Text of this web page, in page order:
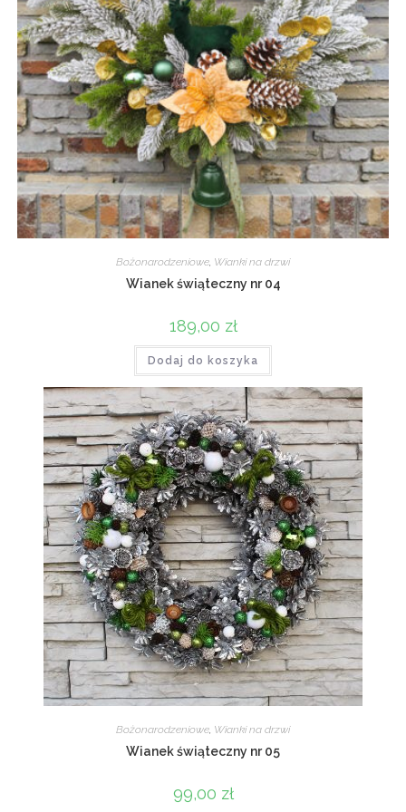
Bożonarodzeniowe, Wianki na drzwi
Wianek świąteczny nr 04
189,00 zł
Dodaj do koszyka
Bożonarodzeniowe, Wianki na drzwi
Wianek świąteczny nr 05
99,00 zł